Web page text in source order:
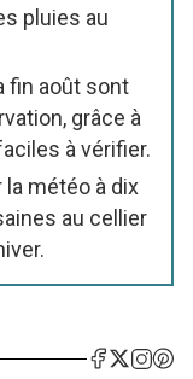
pluies au
fin août sont
grâce à
à vérifier.
la météo à dix
au cellier